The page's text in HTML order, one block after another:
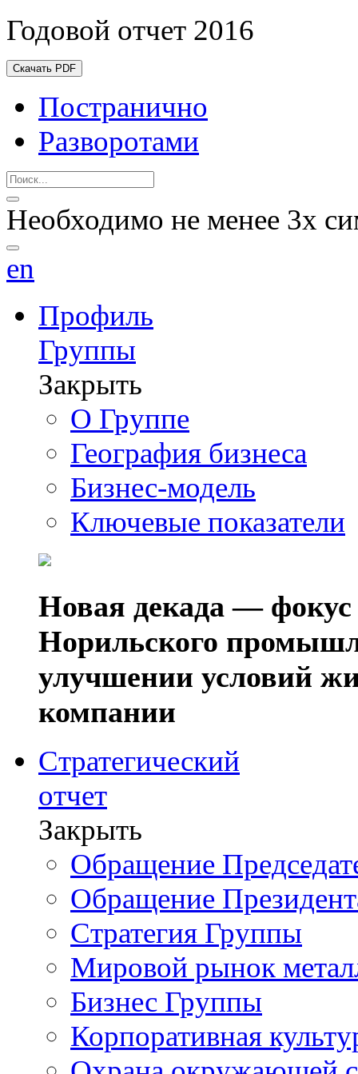
Годовой отчет 2016
Скачать PDF
Постранично
Разворотами
Необходимо не менее 3х
en
Профиль
Группы
Закрыть
О Группе
География бизнеса
Бизнес-модель
Ключевые показатели
Новая декада — фокус
Норильского
улучшении условий
компании
Стратегический
отчет
Закрыть
Обращение
Обращение
Стратегия Группы
Мировой рынок
Бизнес Группы
Корпоративная